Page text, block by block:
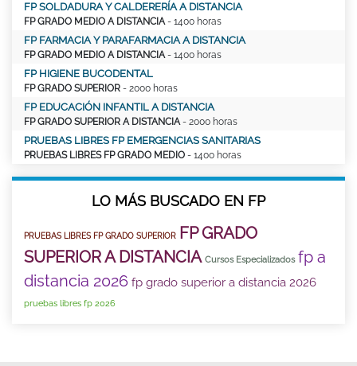
FP SOLDADURA Y CALDERERÍA A DISTANCIA
FP GRADO MEDIO A DISTANCIA - 1400 horas
FP FARMACIA Y PARAFARMACIA A DISTANCIA
FP GRADO MEDIO A DISTANCIA - 1400 horas
FP HIGIENE BUCODENTAL
FP GRADO SUPERIOR - 2000 horas
FP EDUCACIÓN INFANTIL A DISTANCIA
FP GRADO SUPERIOR A DISTANCIA - 2000 horas
PRUEBAS LIBRES FP EMERGENCIAS SANITARIAS
PRUEBAS LIBRES FP GRADO MEDIO - 1400 horas
LO MÁS BUSCADO EN FP
PRUEBAS LIBRES FP GRADO SUPERIOR FP GRADO
SUPERIOR A DISTANCIA Cursos Especializados fp a
distancia 2026 fp grado superior a distancia 2026
pruebas libres fp 2026